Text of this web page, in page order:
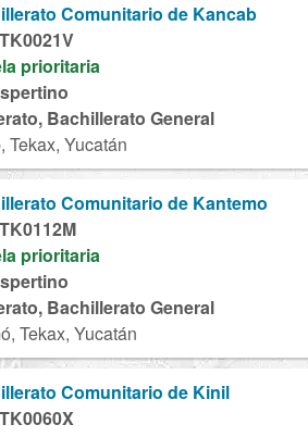
Comunitario de Kancab
prioritaria
Bachillerato General
Tekax, Yucatán
Comunitario de Kantemo
prioritaria
Bachillerato General
Tekax, Yucatán
Comunitario de Kinil